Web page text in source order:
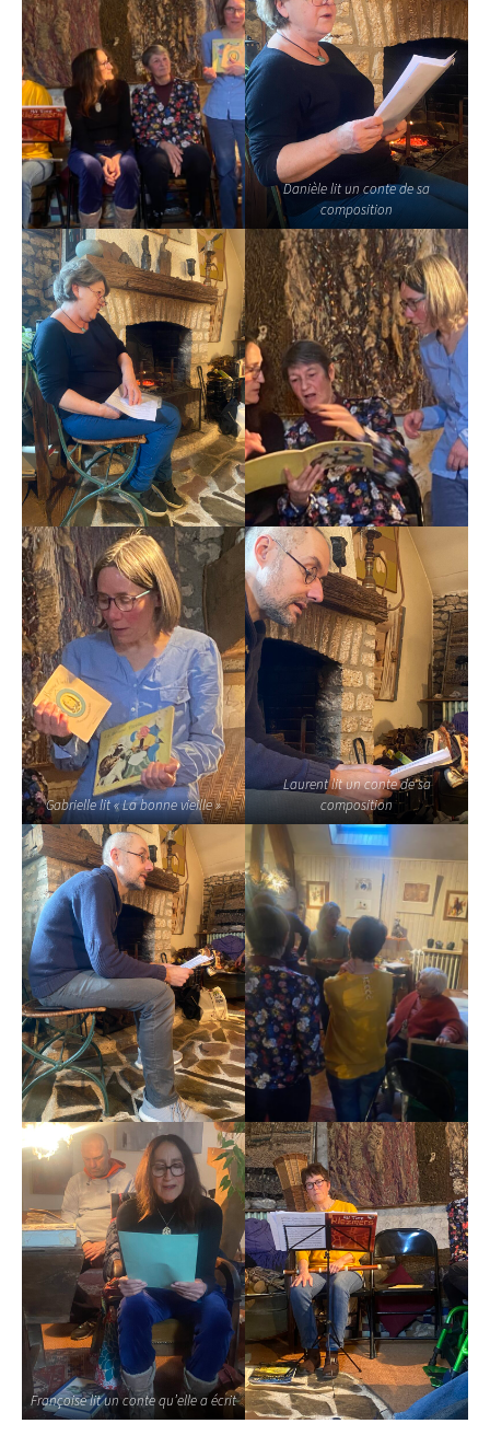
Danièle lit un conte de sa
composition
Gabrielle lit « La bonne vieille »
Laurent lit un conte de sa
composition
Françoise lit un conte qu’elle a écrit